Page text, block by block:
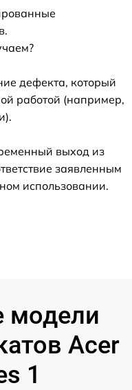
дефекта, который
работой (например,
выход из
заявленным
использовании.
модели
Acer
1